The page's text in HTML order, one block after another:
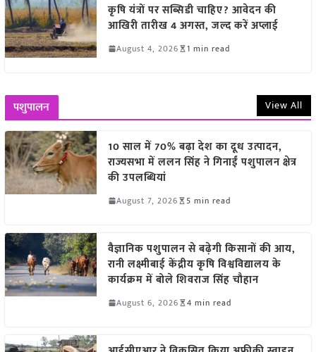
कृषि यंत्रों पर सब्सिडी चाहिए? आवेदन की
आखिरी तारीख 4 अगस्त, जल्द करें अप्लाई
August 4, 2026 1 min read
पशुपालन View All
10 साल में 70% बढ़ा देश का दूध उत्पादन,
राज्यसभा में ललन सिंह ने गिनाईं पशुपालन क्षेत्र
की उपलब्धियां
August 7, 2026 5 min read
वैज्ञानिक पशुपालन से बढ़ेगी किसानों की आय,
रानी लक्ष्मीबाई केंद्रीय कृषि विश्वविद्यालय के
कार्यक्रम में बोले शिवराज सिंह चौहान
August 6, 2026 4 min read